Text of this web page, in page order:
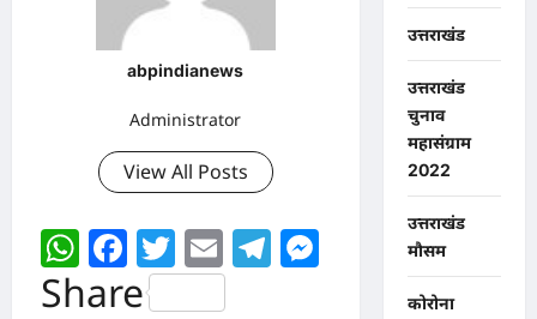
abpindianews
Administrator
View All Posts
WhatsApp
Facebook
Twitter
EmailTelegram
Messenger
Share
उत्तराखंड
उत्तराखंड
चुनाव
महासंग्राम
2022
उत्तराखंड
मौसम
कोरोना